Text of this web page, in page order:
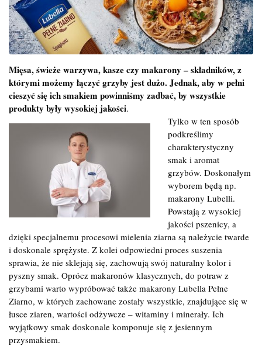
Mięsa, świeże warzywa, kasze czy makarony – składników, z
którymi możemy łączyć grzyby jest dużo. Jednak, aby w pełni
cieszyć się ich smakiem powinniśmy zadbać, by wszystkie
produkty były wysokiej jakości.
Tylko w ten sposób
podkreślimy
charakterystyczny
smak i aromat
grzybów. Doskonałym
wyborem będą np.
makarony Lubelli.
Powstają z wysokiej
jakości pszenicy, a
dzięki specjalnemu procesowi mielenia ziarna są należycie twarde
i doskonale sprężyste. Z kolei odpowiedni proces suszenia
sprawia, że nie sklejają się, zachowują swój naturalny kolor i
pyszny smak. Oprócz makaronów klasycznych, do potraw z
grzybami warto wypróbować także makarony Lubella Pełne
Ziarno, w których zachowane zostały wszystkie, znajdujące się w
łusce ziaren, wartości odżywcze – witaminy i minerały. Ich
wyjątkowy smak doskonale komponuje się z jesiennym
przysmakiem.